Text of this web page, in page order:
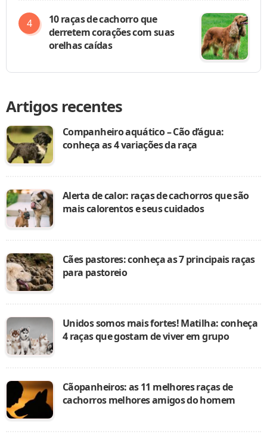
10 raças de cachorro que
derretem corações com suas
orelhas caídas
Artigos recentes
Companheiro aquático – Cão d’água:
conheça as 4 variações da raça
Alerta de calor: raças de cachorros que são
mais calorentos e seus cuidados
Cães pastores: conheça as 7 principais raças
para pastoreio
Unidos somos mais fortes! Matilha: conheça
4 raças que gostam de viver em grupo
Cãopanheiros: as 11 melhores raças de
cachorros melhores amigos do homem